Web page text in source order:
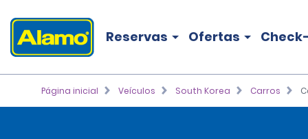
Reservas Ofertas
Página inicial Veículos South Korea Carros